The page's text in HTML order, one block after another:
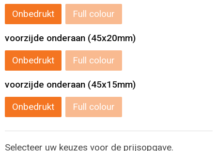
Reistassensets
Aktetassen
Onbedrukt Full colour
voorzijde onderaan (45x20mm)
Onbedrukt Full colour
voorzijde onderaan (45x15mm)
Onbedrukt Full colour
Selecteer uw keuzes voor de prijsopgave.